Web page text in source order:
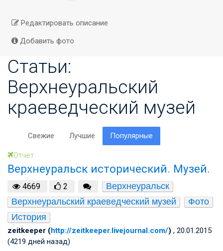
Редактировать описание
Добавить фото
Статьи:
Верхнеуральский
краеведческий музей
Свежие Лучшие Популярные
Отчет
Верхнеуральск исторический. Музей.
4669 2
Верхнеуральск
Верхнеуральский краеведческий музей
Фото
История
zeitkeeper (http://zeitkeeper.livejournal.com/) , 20.01.2015
(4219 дней назад)